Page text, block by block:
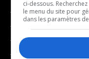
- Communauté / Social
- Culture
- Économie
- Éducation
ci-dessous.
le menu du site pour
dans les paramètres